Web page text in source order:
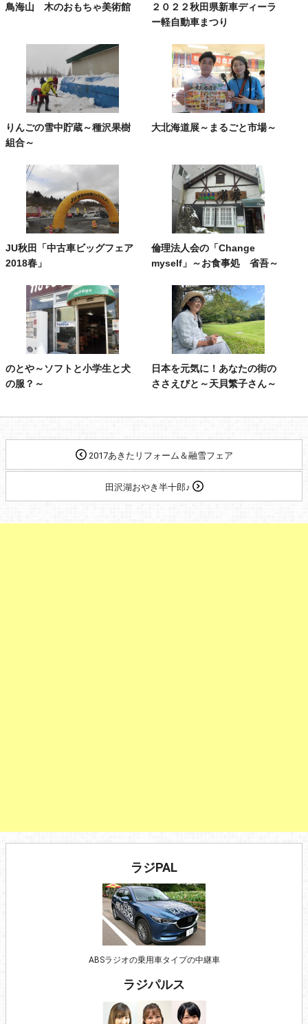
鳥海山 木のおもちゃ美術館
２０２２秋田県新車ディーラ
ー軽自動車まつり
りんごの雪中貯蔵～種沢果樹
組合～
大北海道展～まるごと市場～
JU秋田「中古車ビッグフェア
2018春」
倫理法人会の「Change
myself」～お食事処 省吾～
のとや～ソフトと小学生と犬
の服？～
日本を元気に！あなたの街の
ささえびと～天貝繁子さん～
2017あきたリフォーム＆融雪フェア
田沢湖おやき半十郎♪
ラジPAL
ABSラジオの乗用車タイプの中継車
ラジパルス